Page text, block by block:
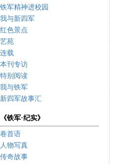
铁军精神进校园
我与新四军
红色景点
艺苑
连载
本刊专访
特别阅读
我与铁军
新四军故事汇
《铁军·纪实》
卷首语
人物写真
传奇故事